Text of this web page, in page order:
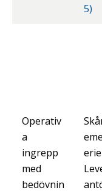
5)
Operativ
a
ingrepp
med
bedövnin